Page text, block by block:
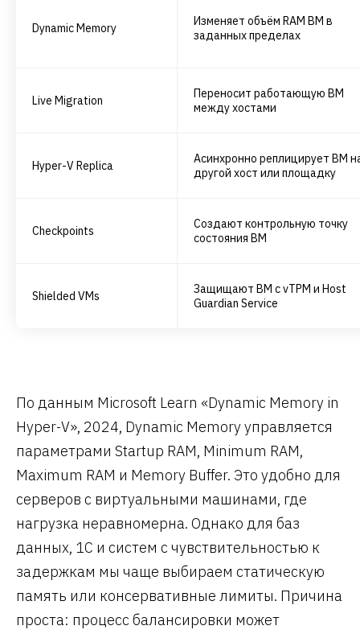
Dynamic Memory
Изменяет объём RAM ВМ в
заданных пределах
Live Migration
Переносит работающую ВМ
между хостами
Hyper-V Replica
Асинхронно реплицирует ВМ
другой хост или площадку
Checkpoints
Создают контрольную точку
состояния ВМ
Shielded VMs
Защищают ВМ с vTPM и Host
Guardian Service
По данным Microsoft Learn «Dynamic Memory in
Hyper-V», 2024, Dynamic Memory управляется
параметрами Startup RAM, Minimum RAM,
Maximum RAM и Memory Buffer. Это удобно для
серверов с виртуальными машинами, где
нагрузка неравномерна. Однако для баз
данных, 1С и систем с чувствительностью к
задержкам мы чаще выбираем статическую
память или консервативные лимиты. Причина
проста: процесс балансировки может